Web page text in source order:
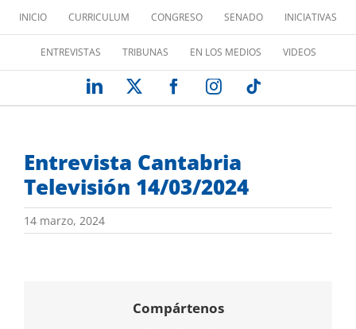
contenido
INICIO CURRICULUM CONGRESO SENADO INICIATIVAS
ENTREVISTAS TRIBUNAS EN LOS MEDIOS VIDEOS
LinkedIn FacebookInstagram
Entrevista Cantabria
Televisión 14/03/2024
14 marzo, 2024
Compártenos